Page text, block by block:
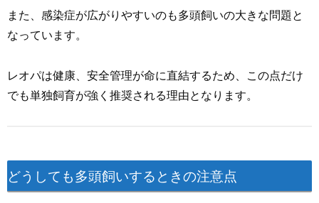
また、感染症が広がりやすいのも多頭飼いの大きな問題と
なっています。
レオパは健康、安全管理が命に直結するため、この点だけ
でも単独飼育が強く推奨される理由となります。
どうしても多頭飼いするときの注意点